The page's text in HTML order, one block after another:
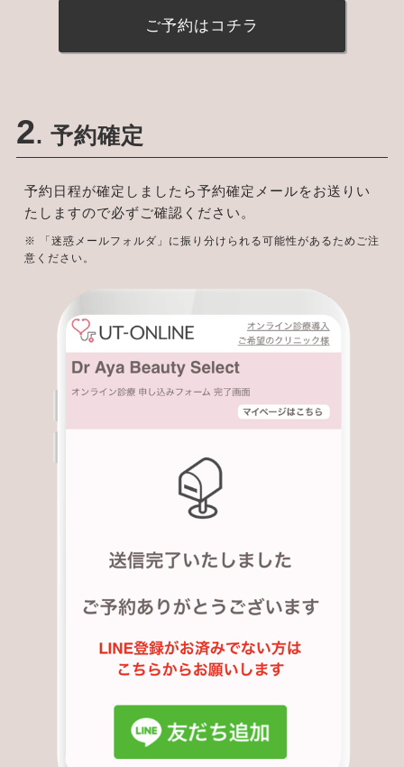
ご予約はコチラ
2. 予約確定
予約日程が確定しましたら予約確定メールをお送りい
たしますので必ずご確認ください。
※ 「迷惑メールフォルダ」に振り分けられる可能性があるためご注
意ください。